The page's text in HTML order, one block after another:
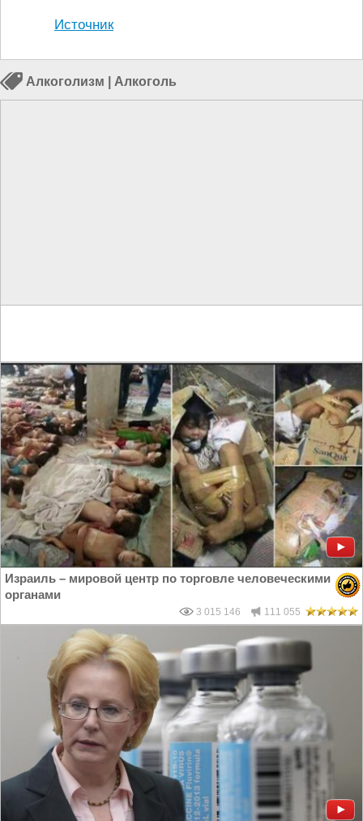
Источник
Алкоголизм Алкоголь
Израиль – мировой центр по торговле человеческими
органами
3 015 146 111 055